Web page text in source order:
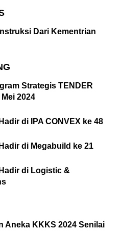
Dari Kementrian
Strategis TENDER
Mei 2024
di IPA CONVEX ke 48
di Megabuild ke 21
di Logistic &
Aneka KKKS 2024 Senilai